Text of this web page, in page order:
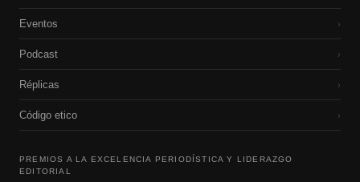
Eventos ›
Podcast ›
Réplicas ›
Código etico ›
PREMIOS A LA EXCELENCIA PERIODÍSTICA Y LIDERAZGO
EDITORIAL